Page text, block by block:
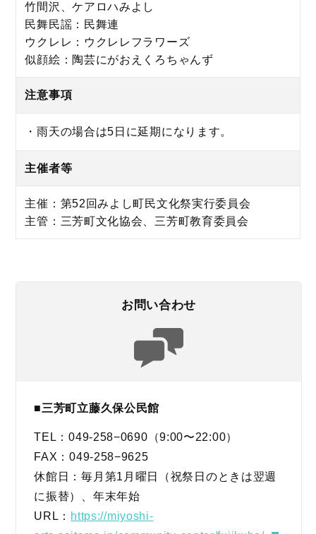
竹間沢、ケアロハみよし
民舞民謡：民舞連
ウクレレ：ウクレレフラワーズ
似顔絵：陶芸にがおえくろちゃんず
注意事項
・雨天の場合は5日に延期になります。
主催者等
主催：第52回みよし町民文化祭実行委員会
主管：三芳町文化協会、三芳町教育委員会
お問い合わせ
■三芳町立藤久保公民館
TEL：049-258−0690（9:00〜22:00）
FAX：049-258−9625
休館日：毎月第1月曜日（祝祭日のときは翌週
に振替）、年末年始
URL： https://miyoshi-